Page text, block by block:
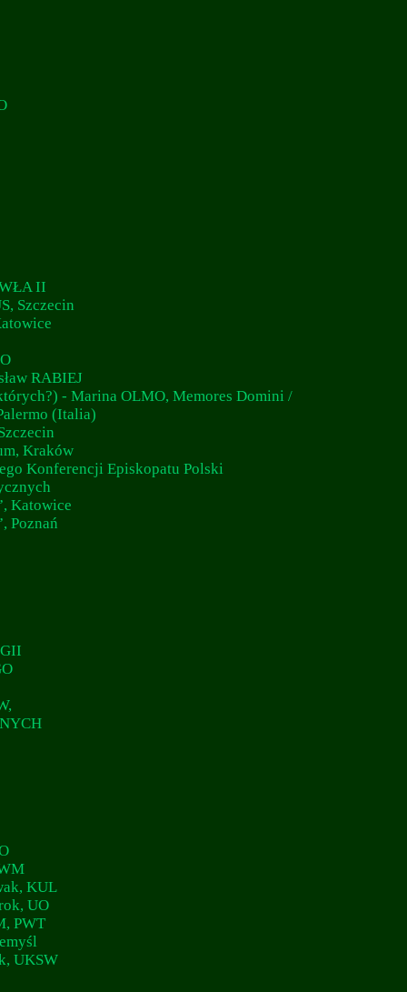
II
Szczecin
RABIEJ
- Marina OLMO, Memores Domini /
(Italia)
Kraków
Konferencji Episkopatu Polski
Katowice
Poznań
KUL
UO
PWT
UKSW